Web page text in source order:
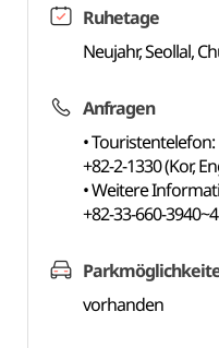
Ruhetage
Neujahr, Seollal,
Anfragen
• Touristentelefon:
+82-2-1330 (Kor,
• Weitere
+82-33-660-3940~4
vorhanden